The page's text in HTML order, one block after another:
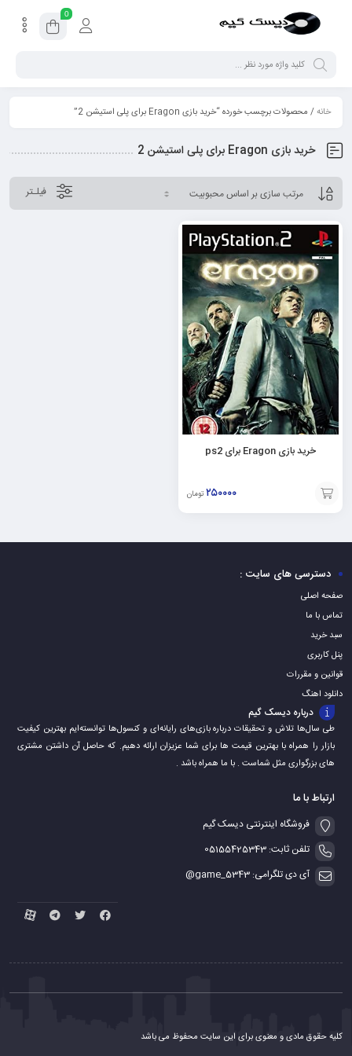
0
خانه/ محصولات برچسب خورده “خرید بازی Eragon برای پلی استیشن 2”
خرید بازی Eragon برای پلی استیشن 2
فیلـتر
خرید بازی Eragon برای ps2
۲۵۰۰۰۰ تومان
افزودن
به
دسترسی های سایت :
صفحه اصلی
تماس با ما
سبد خرید
پنل کاربری
قوانین و مقررات
دانلود اهنگ
درباره دیسک گیم
طی سال‌ها تلاش و تحقیقات درباره بازی‌های رایانه‌ای و کنسول‌ها توانسته‌ایم بهترین کیفیت
بازار را همراه با بهترین قیمت ها برای شما عزیزان ارائه دهیم. که حاصل آن داشتن مشتری
های بزرگواری مثل شماست . با ما همراه باشد .
ارتباط با ما
فروشگاه اینترنتی دیسک گیم
تلفن ثابت: 05155425343
آی دی تلگرامی: game_5343@
کلیه حقوق مادی و معنوی برای این سایت محفوظ می باشد